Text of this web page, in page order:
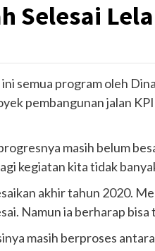
Selesai
semua program oleh
pembangunan jalan
masih belum
kegiatan kita tidak
akhir tahun 2020.
Namun ia berharap
masih berproses